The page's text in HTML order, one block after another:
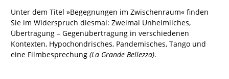
Unter dem Titel »Begegnungen im Zwischenraum« finden
Sie im Widerspruch diesmal: Zweimal Unheimliches,
Übertragung – Gegenübertragung in verschiedenen
Kontexten, Hypochondrisches, Pandemisches, Tango und
eine Filmbesprechung (La Grande Bellezza).